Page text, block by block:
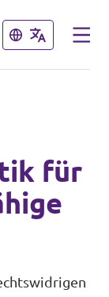
Schließen
Schließen
für